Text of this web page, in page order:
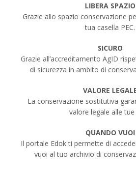
LIBERA SPAZIO
Grazie allo spazio conservazione
tua casella PEC.
SICURO
Grazie all’accreditamento AgID
di sicurezza in ambito di
VALORE
La conservazione sostitutiva
valore legale alle tue
QUANDO VUOI
Il portale Edok ti permette di
vuoi al tuo archivio di